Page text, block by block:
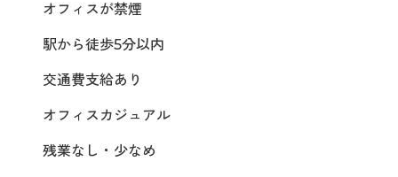
オフィスが禁煙
駅から徒歩5分以内
交通費支給あり
オフィスカジュアル
残業なし・少なめ